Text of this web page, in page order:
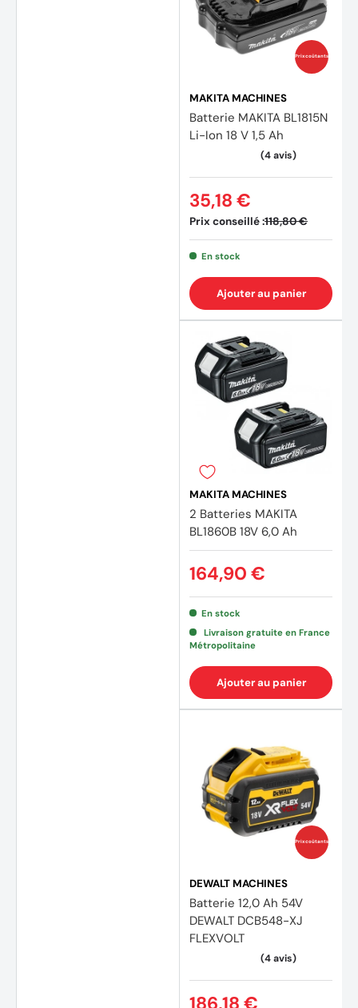
(11
Prix coûtants
MAKITA MACHINES
Batterie MAKITA BL1815N
Li-Ion 18 V 1,5 Ah
Prix conseillé :118,80 €
35,18 €
En stock
Ajouter au panier
MAKITA MACHINES
2 Batteries MAKITA
BL1860B 18V 6,0 Ah
164,90 €
En stock
Livraison gratuite en France
Métropolitaine
Ajouter au panier
Prix coûtants
DEWALT MACHINES
Batterie 12,0 Ah 54V
DEWALT DCB548-XJ
FLEXVOLT